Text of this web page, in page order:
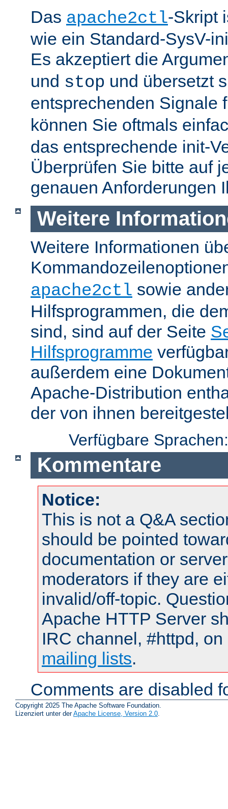
Das apache2ctl-Skript
wie ein Standard-SysV-
Es akzeptiert die
und stop und übersetzt
entsprechenden Signale
können Sie oftmals
das entsprechende init-
Überprüfen Sie bitte auf
genauen Anforderungen
Weitere
Weitere Informationen
apache2ctl sowie
Hilfsprogrammen, die
sind, sind auf der Seite
Hilfsprogramme
außerdem eine
Apache-Distribution
der von ihnen
Verfügbare
Kommentare
Notice:
This is not a Q&A
should be pointed
documentation or
moderators if they are
invalid/off-topic.
Apache HTTP Server
IRC channel, #httpd,
mailing lists.
Comments are disabled
Copyright 2025 The Apache Software Foundation.
Lizenziert unter derApache License, Version 2.0